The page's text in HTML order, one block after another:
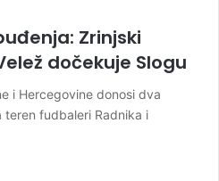
Zrinjski
dočekuje Slogu
i Hercegovine donosi dva
teren fudbaleri Radnika i